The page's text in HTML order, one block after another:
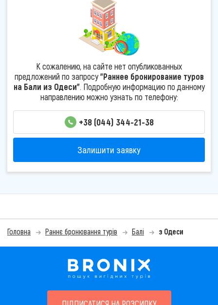
К сожалению, на сайте нет опубликованных
предложений по запросу"Раннее бронирование туров
на Бали из Одеси". Подробную информацию по данному
направлению можно узнать по телефону:
+38 (044) 344-21-38
Залишити заявку
Головна Раннє бронювання турів Балі з Одеси